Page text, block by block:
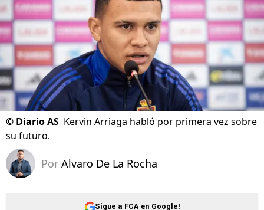
© Diario AS Kervin Arriaga habló por primera vez sobre
su futuro.
Por Alvaro De La Rocha
Sigue a FCA en Google!